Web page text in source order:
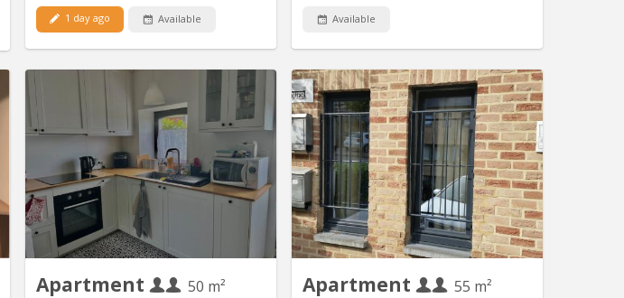
1 day ago Available Available
Apartment
50 m²
KV 2223
Duplex de 50 m2 situé à Mont-Saint-
Guibert dans rue calme Rue Demi-
Lune Le rez comporte un coin cuisine
et un salon. A l'étage, se trouvent une
chambre à coucher, la salle de bain
(douche) et la toilette (wc séparé) Un
espace buanderie est à disposition.
Pour couple d'étudiant. e. s ou 1...
Apartment
55 m²
KV 2081
Appartement lumineux de 56m2
disponible, et possible pour 2
personnes ou couple. Un salon meublé
avec 2 divans-lits, tapis et table de
salon et rangé table-bureau; une
grande chambre avec 2 lits (1 grand 2
personnes et 1personne), 2 placards
de rangement, et bureau avec fauteuil ;